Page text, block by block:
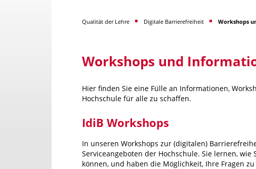
Qualität der Lehre Digitale Barrierefreiheit Workshops
Workshops und
Hier finden Sie eine Fülle an Informationen,
Hochschule für alle zu schaffen.
IdiB Workshops
In unseren Workshops zur (digitalen)
Serviceangeboten der Hochschule. Sie lernen,
können, und haben die Möglichkeit, Ihre Fragen